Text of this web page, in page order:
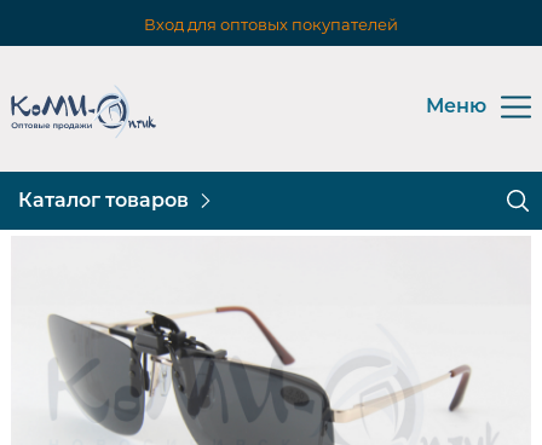
Вход для оптовых покупателей
Меню
Каталог товаров